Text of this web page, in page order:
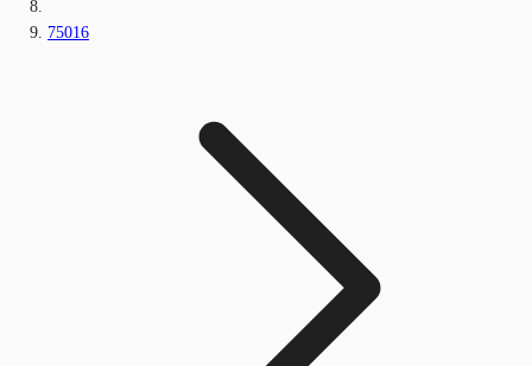
75016